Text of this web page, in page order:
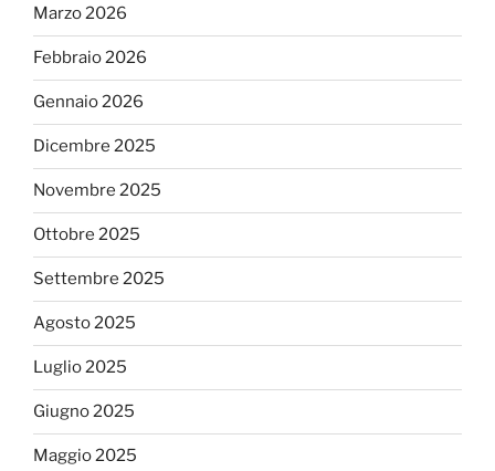
Marzo 2026
Febbraio 2026
Gennaio 2026
Dicembre 2025
Novembre 2025
Ottobre 2025
Settembre 2025
Agosto 2025
Luglio 2025
Giugno 2025
Maggio 2025